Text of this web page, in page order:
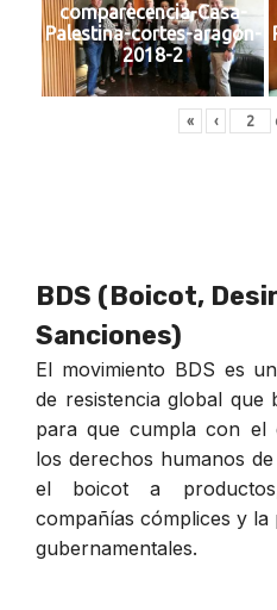
comparecencia-Casa-
Palestina-cortes-aragon-
2018-2
« ‹
BDS (Boicot,
Sanciones)
El movimiento BDS es
de resistencia global que
para que cumpla con el
los derechos humanos
el boicot a
compañías cómplices y
gubernamentales.